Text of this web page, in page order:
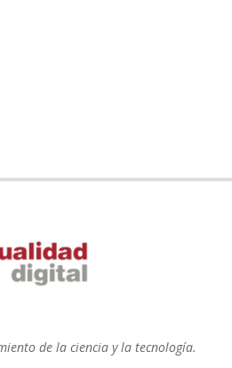
de la ciencia y la tecnología.